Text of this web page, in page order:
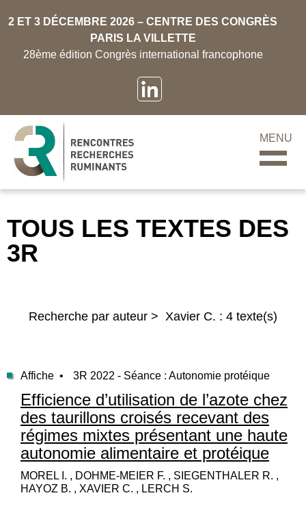
2 ET 3 DÉCEMBRE 2026 – CENTRE DES CONGRÈS
PARIS LA VILLETTE
28ème édition Congrès international francophone
MENU
TOUS LES TEXTES DES
3R
Recherche par auteur > Xavier C. : 4 texte(s)
Affiche • 3R 2022 - Séance : Autonomie protéique
Efficience d’utilisation de l’azote chez
des taurillons croisés recevant des
régimes mixtes présentant une haute
autonomie alimentaire et protéique
MOREL I. , DOHME-MEIER F. , SIEGENTHALER R. ,
HAYOZ B. , XAVIER C. , LERCH S.